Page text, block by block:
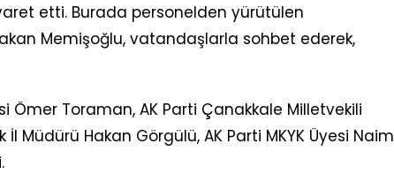
etti. Burada personelden yürütülen
Memişoğlu, vatandaşlarla sohbet ederek,
Ömer Toraman, AK Parti Çanakkale Milletvekili
Müdürü Hakan Görgülü, AK Parti MKYK Üyesi Naim